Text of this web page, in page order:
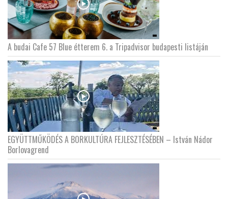
A budai Cafe 57 Blue étterem 6. a Tripadvisor budapesti listáján
EGYÜTTMŰKÖDÉS A BORKULTÚRA FEJLESZTÉSÉBEN – István Nádor
Borlovagrend